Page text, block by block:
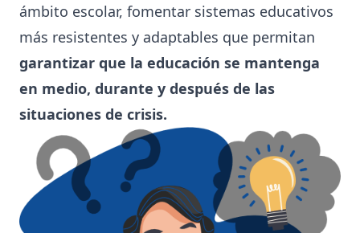
ámbito escolar, fomentar sistemas educativos
más resistentes y adaptables que permitan
garantizar que la educación se mantenga
en medio, durante y después de las
situaciones de crisis.